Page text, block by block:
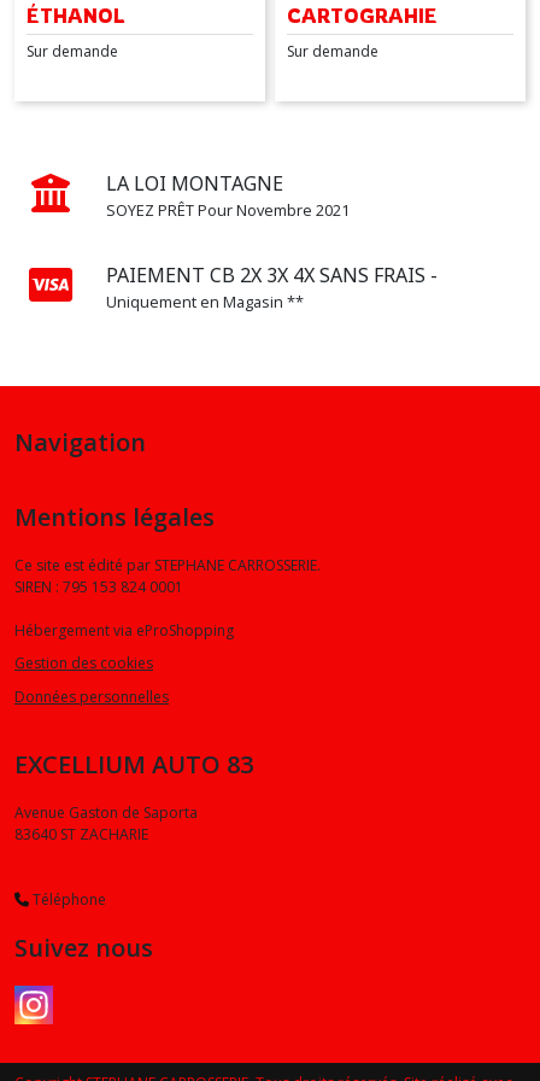
ÉTHANOL
HOMOLOGUÉ
Sur demande
CARTOGRAHIE
Sur demande
LA LOI MONTAGNE
SOYEZ PRÊT Pour Novembre 2021
PAIEMENT CB 2X 3X 4X SANS FRAIS -
Uniquement en Magasin **
DISTRIBUTION
(1)
(2)
(1)
Afficher
résultats
Navigation
Mentions légales
Ce site est édité par STEPHANE CARROSSERIE.
SIREN : 795 153 824 0001
Hébergement via eProShopping
Gestion des cookies
Données personnelles
EXCELLIUM AUTO 83
Avenue Gaston de Saporta
83640 ST ZACHARIE
Téléphone
Suivez nous